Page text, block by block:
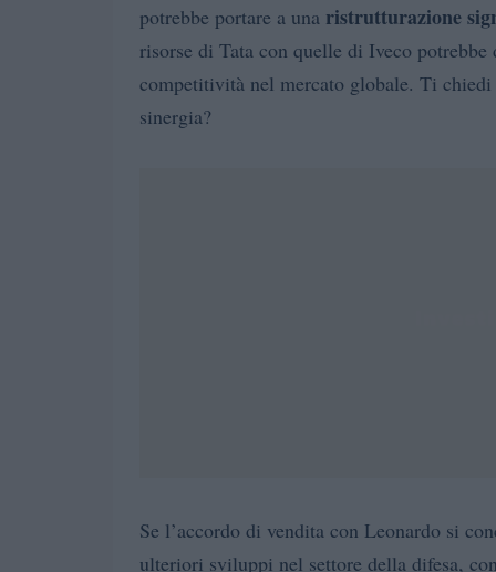
potrebbe portare a una ristrutturazione
risorse di Tata con quelle di Iveco
competitività nel mercato globale. Ti
sinergia?
Se l’accordo di vendita con Leonardo si
ulteriori sviluppi nel settore della difesa,